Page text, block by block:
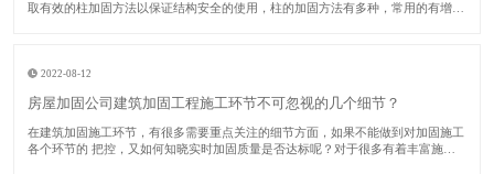
取有效的柱加固方法以保证结构安全的使用，柱的加固方法有多种，常用的有增大
2022-08-12
房屋加固公司建筑加固工程施工环节不可忽视的几个细节？
​在建筑加固施工环节，有很多需要重点关注的细节方面，如果不能做到对加固施工
各个环节的 把控，又如何知晓实时加固质量是否达标呢？对于很多有着丰富施工